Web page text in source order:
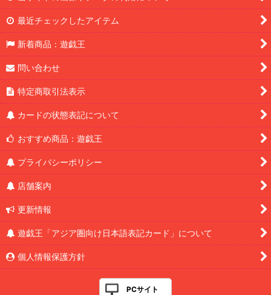
最近チェックしたアイテム
新着商品：遊戯王
問い合わせ
特定商取引法表示
カードの状態表記について
おすすめ商品：遊戯王
プライバシーポリシー
店舗案内
更新情報
遊戯王「アジア圏向け日本語表記カード」について
個人情報保護方針
PCサイト